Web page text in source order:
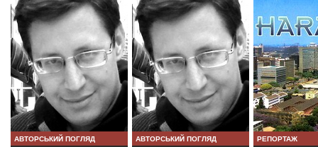
АВТОРСЬКИЙ ПОГЛЯД АВТОРСЬКИЙ ПОГЛЯД РЕПОРТАЖ